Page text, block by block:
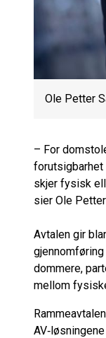
Ole Petter
– For
forutsigbarhet
skjer fysisk
sier Ole
Avtalen gir
dommere,
mellom